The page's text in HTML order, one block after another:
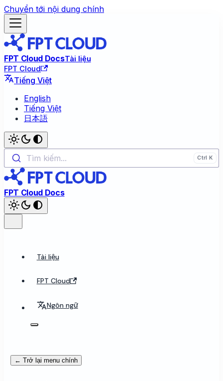
Chuyển tới nội dung chính
FPT Cloud DocsTài liệu
FPT Cloud
Tiếng Việt
English
Tiếng Việt
日本語
Tìm kiếm...
FPT Cloud Docs
Tài liệu
FPT Cloud
Ngôn ngữ
← Trở lại menu chính